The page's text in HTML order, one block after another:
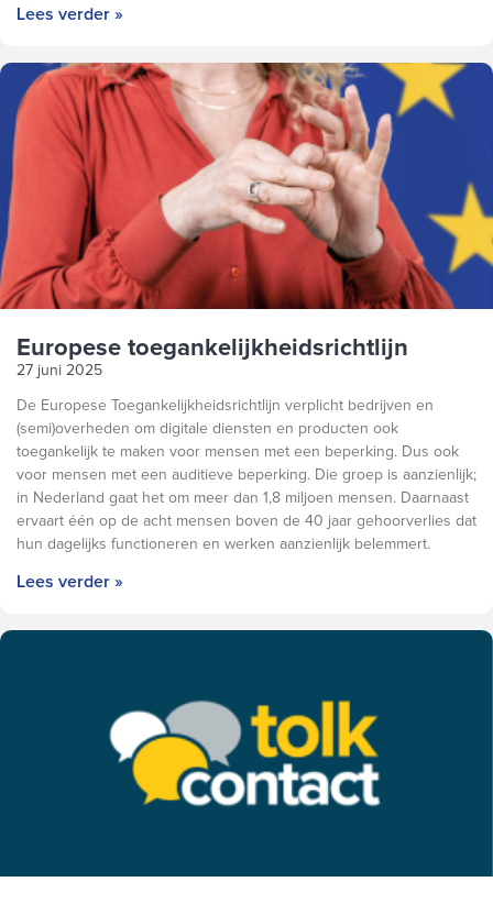
Lees verder »
Europese toegankelijkheidsrichtlijn
27 juni 2025
De Europese Toegankelijkheidsrichtlijn verplicht bedrijven en
(semi)overheden om digitale diensten en producten ook
toegankelijk te maken voor mensen met een beperking. Dus ook
voor mensen met een auditieve beperking. Die groep is aanzienlijk;
in Nederland gaat het om meer dan 1,8 miljoen mensen. Daarnaast
ervaart één op de acht mensen boven de 40 jaar gehoorverlies dat
hun dagelijks functioneren en werken aanzienlijk belemmert.
Lees verder »